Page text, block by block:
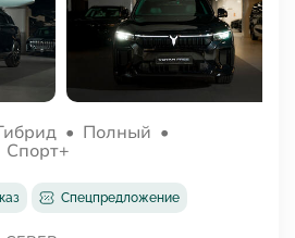
• Полный •
Спорт+
Спецпредложение